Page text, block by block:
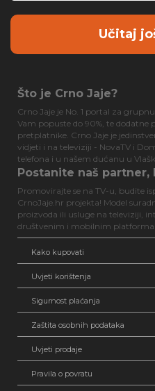
Učitaj
Što je Crno Jaje?
Crno Jaje je No. 1 portal za
Vam popuste do 90%, te dodatne
pretplatnike. Crno Jaje je
vidjeti i na televiziji - NovaTV i
telefona i u našem dućanu u
Postanite naš
Promovirajte se na TV-u, budite
CrnoJaje.hr projekta! Model
proizvoda ili usluge na televiziji,
društvenim i mobilnim
Kako kupovati
Uvjeti korištenja
Sigurnost plaćanja
Zaštita osobnih podataka
Uvjeti prodaje
Pravila o povratu